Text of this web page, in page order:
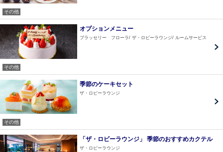
その他
オプションメニュー
ブラッセリー フローラ ザ・ロビーラウンジ ルームサービス
その他
季節のケーキセット
ザ・ロビーラウンジ
その他
「ザ・ロビーラウンジ」 季節のおすすめカクテル
ザ・ロビーラウンジ